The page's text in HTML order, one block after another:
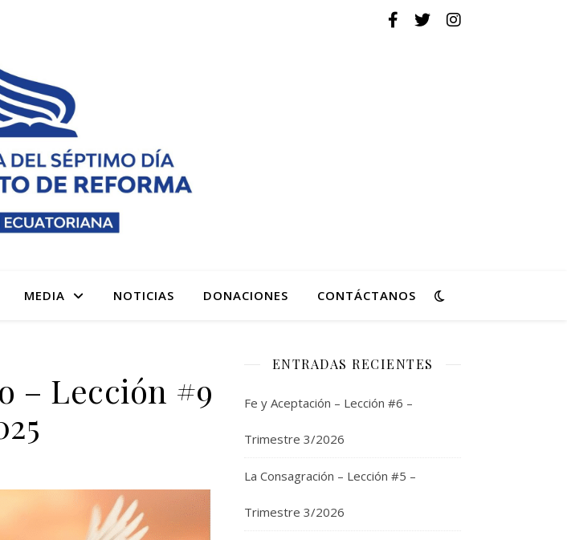
MEDIA NOTICIAS DONACIONES CONTÁCTANOS
– Lección #9
ENTRADAS RECIENTES
Fe y Aceptación – Lección #6 –
Trimestre 3/2026
La Consagración – Lección #5 –
Trimestre 3/2026